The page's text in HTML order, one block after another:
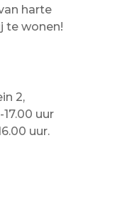
harte
te wonen!
2,
uur
uur.